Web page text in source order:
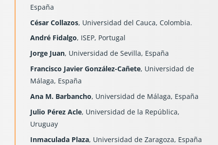
España
César Collazos, Universidad del Cauca, Colombia.
André Fidalgo, ISEP, Portugal
Jorge Juan, Universidad de Sevilla, España
Francisco Javier González-Cañete, Universidad de
Málaga, España
Ana M. Barbancho, Universidad de Málaga, España
Julio Pérez Acle, Universidad de la República,
Uruguay
Inmaculada Plaza, Universidad de Zaragoza, España